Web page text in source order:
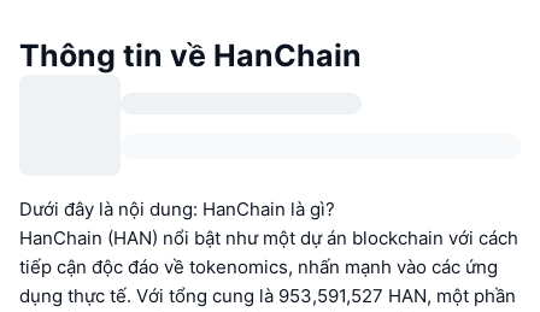
Thông tin về HanChain
Dưới đây là nội dung: HanChain là gì?
HanChain (HAN) nổi bật như một dự án blockchain với cách
tiếp cận độc đáo về tokenomics, nhấn mạnh vào các ứng
dụng thực tế. Với tổng cung là 953,591,527 HAN, một phần